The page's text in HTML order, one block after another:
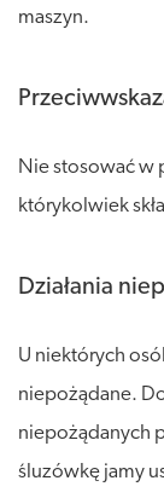
maszyn.
Nie stosować w
którykolwiek
Działania
U niektórych
niepożądane.
niepożądanych
śluzówkę jamy